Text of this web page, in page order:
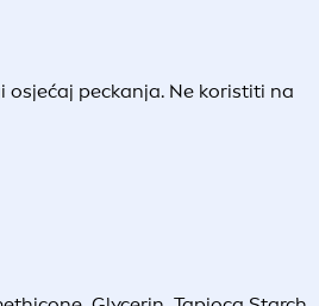
osjećaj peckanja. Ne koristiti na